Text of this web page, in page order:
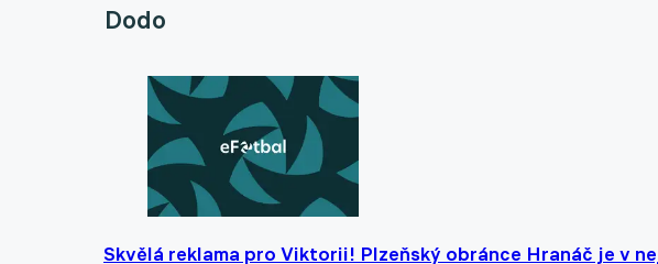
Dodo
Skvělá reklama pro Viktorii! Plzeňský obránce Hranáč je v